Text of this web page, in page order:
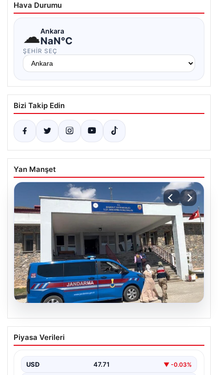
Hava Durumu
☁Ankara
NaN°C
ŞEHIR SEÇ
Bizi Takip Edin
Yan Manşet
08.08.2026
Başka Bir Gözle: Damlanur’un
Ölümündeki Gerçekler Gün Yüzüne
Van’ın Başkale ilçesinde yaşanan ve uzun süredir
Piyasa Verileri
USD 47.71 ▼ -0.03%